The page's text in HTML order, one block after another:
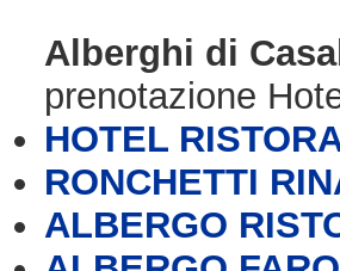
Alberghi di
prenotazione
HOTEL
RONCHETTI
ALBERGO